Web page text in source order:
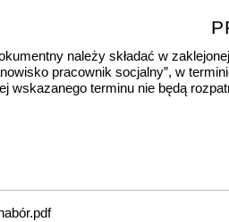
należy składać w
pracownik socjalny”, w
wskazanego terminu nie będą